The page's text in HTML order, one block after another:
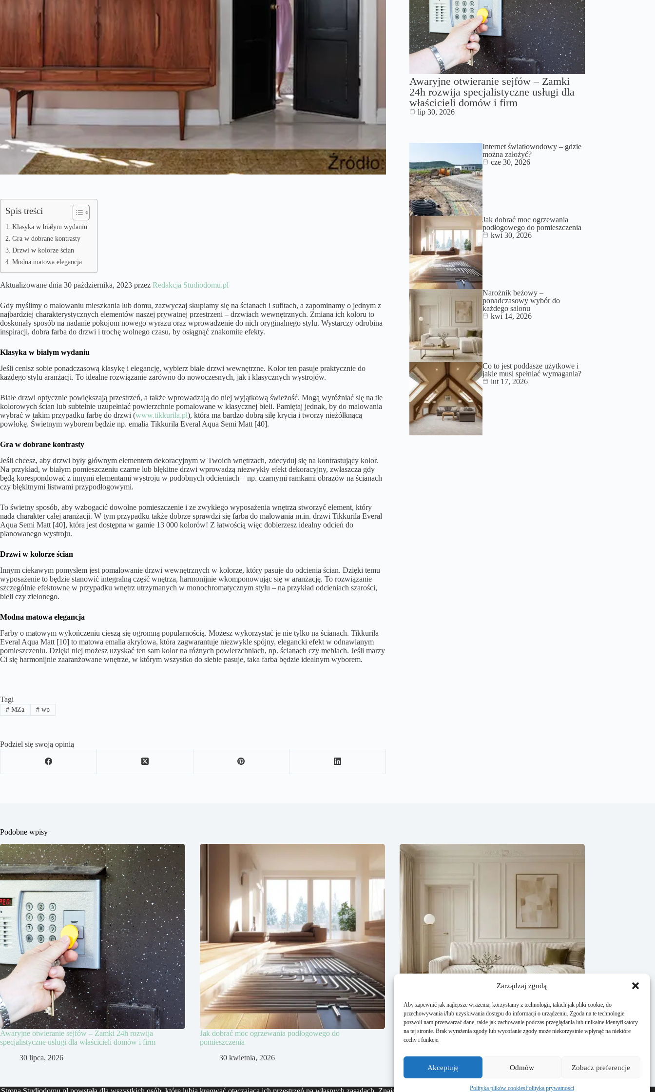
Zarządzaj zgodą
Aby zapewnić jak najlepsze wrażenia, korzystamy z technologii, takich jak pliki cookie, do
przechowywania i/lub uzyskiwania dostępu do informacji o urządzeniu. Zgoda na te technologie
pozwoli nam przetwarzać dane, takie jak zachowanie podczas przeglądania lub unikalne identyfikatory
na tej stronie. Brak wyrażenia zgody lub wycofanie zgody może niekorzystnie wpłynąć na niektóre
cechy i funkcje.
Akceptuję Odmów Zobacz preferencje
Polityka plików cookiesPolityka prywatności
Spis treści
Klasyka w białym wydaniu
Gra w dobrane kontrasty
Drzwi w kolorze ścian
Modna matowa elegancja
Aktualizowane dnia 30 października, 2023 przez Redakcja Studiodomu.pl
Gdy myślimy o malowaniu mieszkania lub domu, zazwyczaj skupiamy się na ścianach i sufitach, a zapominamy o jednym z
najbardziej charakterystycznych elementów naszej prywatnej przestrzeni – drzwiach wewnętrznych. Zmiana ich koloru to
doskonały sposób na nadanie pokojom nowego wyrazu oraz wprowadzenie do nich oryginalnego stylu. Wystarczy odrobina
inspiracji, dobra farba do drzwi i trochę wolnego czasu, by osiągnąć znakomite efekty.
Klasyka w białym wydaniu
Jeśli cenisz sobie ponadczasową klasykę i elegancję, wybierz białe drzwi wewnętrzne. Kolor ten pasuje praktycznie do
każdego stylu aranżacji. To idealne rozwiązanie zarówno do nowoczesnych, jak i klasycznych wystrojów.
Białe drzwi optycznie powiększają przestrzeń, a także wprowadzają do niej wyjątkową świeżość. Mogą wyróżniać się na tle
kolorowych ścian lub subtelnie uzupełniać powierzchnie pomalowane w klasycznej bieli. Pamiętaj jednak, by do malowania
wybrać w takim przypadku farbę do drzwi (www.tikkurila.pl), która ma bardzo dobrą siłę krycia i tworzy nieżółknącą
powłokę. Świetnym wyborem będzie np. emalia Tikkurila Everal Aqua Semi Matt [40].
Gra w dobrane kontrasty
Jeśli chcesz, aby drzwi były głównym elementem dekoracyjnym w Twoich wnętrzach, zdecyduj się na kontrastujący kolor.
Na przykład, w białym pomieszczeniu czarne lub błękitne drzwi wprowadzą niezwykły efekt dekoracyjny, zwłaszcza gdy
będą korespondować z innymi elementami wystroju w podobnych odcieniach – np. czarnymi ramkami obrazów na ścianach
czy błękitnymi listwami przypodłogowymi.
To świetny sposób, aby wzbogacić dowolne pomieszczenie i ze zwykłego wyposażenia wnętrza stworzyć element, który
nada charakter całej aranżacji. W tym przypadku także dobrze sprawdzi się farba do malowania m.in. drzwi Tikkurila Everal
Aqua Semi Matt [40], która jest dostępna w gamie 13 000 kolorów! Z łatwością więc dobierzesz idealny odcień do
planowanego wystroju.
Drzwi w kolorze ścian
Innym ciekawym pomysłem jest pomalowanie drzwi wewnętrznych w kolorze, który pasuje do odcienia ścian. Dzięki temu
wyposażenie to będzie stanowić integralną część wnętrza, harmonijnie wkomponowując się w aranżację. To rozwiązanie
szczególnie efektowne w przypadku wnętrz utrzymanych w monochromatycznym stylu – na przykład odcieniach szarości,
bieli czy zielonego.
Modna matowa elegancja
Farby o matowym wykończeniu cieszą się ogromną popularnością. Możesz wykorzystać je nie tylko na ścianach. Tikkurila
Everal Aqua Matt [10] to matowa emalia akrylowa, która zagwarantuje niezwykle spójny, elegancki efekt w odnawianym
pomieszczeniu. Dzięki niej możesz uzyskać ten sam kolor na różnych powierzchniach, np. ścianach czy meblach. Jeśli marzy
Ci się harmonijnie zaaranżowane wnętrze, w którym wszystko do siebie pasuje, taka farba będzie idealnym wyborem.
Tagi
#MZa #wp
Podziel się swoją opinią
Awaryjne otwieranie sejfów – Zamki
24h rozwija specjalistyczne usługi dla
właścicieli domów i firm
lip 30, 2026
Internet światłowodowy – gdzie
można założyć?
cze 30, 2026
Jak dobrać moc ogrzewania
podłogowego do pomieszczenia
kwi 30, 2026
Narożnik beżowy –
ponadczasowy wybór do
każdego salonu
kwi 14, 2026
Co to jest poddasze użytkowe i
jakie musi spełniać wymagania?
lut 17, 2026
Podobne wpisy
Awaryjne otwieranie sejfów – Zamki 24h rozwija
specjalistyczne usługi dla właścicieli domów i firm
30 lipca, 2026
Jak dobrać moc ogrzewania podłogowego do
pomieszczenia
30 kwietnia, 2026
Narożnik beżowy – ponadczasowy wybór do każdego
salonu
14 kwietnia, 2026